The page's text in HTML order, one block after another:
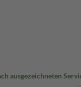
ausgezeichneten